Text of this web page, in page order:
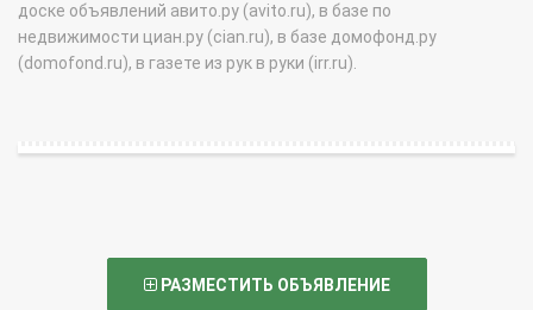
доске объявлений авито.ру (avito.ru), в базе по
недвижимости циан.ру (cian.ru), в базе домофонд.ру
(domofond.ru), в газете из рук в руки (irr.ru).
РАЗМЕСТИТЬ ОБЪЯВЛЕНИЕ